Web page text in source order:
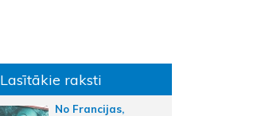
Lasītākie raksti
No Francijas,